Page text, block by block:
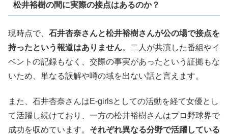
松井裕樹の間に実際の接点はあるのか？
現時点で、 石井杏奈さんと松井裕樹さんが公の場で接点を
持ったという報道はありません。二人が共演した番組やイ
ベントの記録もなく、交際の事実があったという証拠もな
いため、単なる誤解や噂の域を出ない話と言えます。
また、石井杏奈さんはE-girlsとしての活動を経て女優とし
て活躍し続けており、一方の松井裕樹さんはプロ野球界で
成功を収めています。 それぞれ異なる分野で活躍している